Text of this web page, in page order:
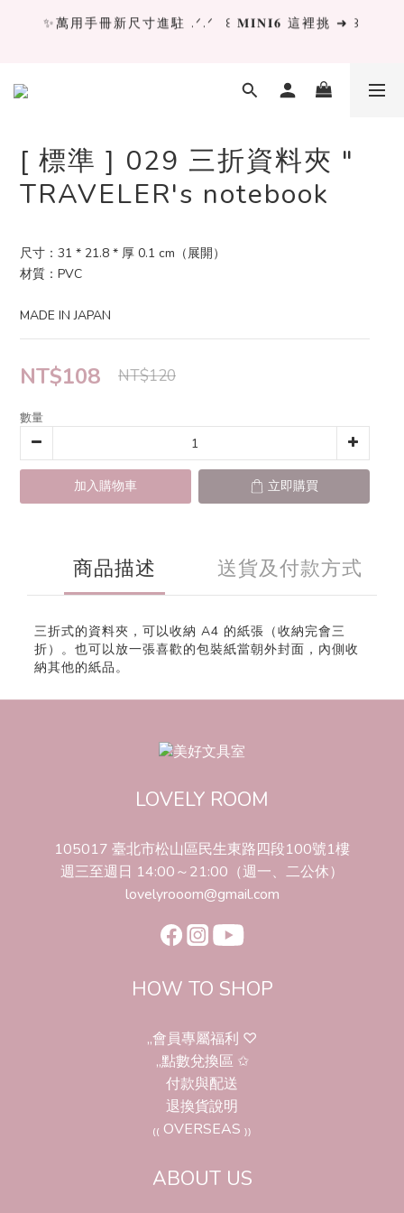
✨萬用手冊新尺寸進駐 .ᐟ.ᐟ  ꒰ 𝐌𝐈𝐍𝐈𝟔 這裡挑 ➜ ꒱
✨萬用手冊新尺寸進駐 .ᐟ.ᐟ  ꒰ 𝐌𝐈𝐍𝐈𝟔 這裡挑 ➜ ꒱
[ 𝙇𝙖 𝘿𝙤𝙡𝙘𝙚 𝙑𝙞𝙩𝙖 ] 甜蜜慢旅 系列 𝙉𝙀𝙒 𝙄𝙉 →
割墊
✨萬用手冊新尺寸進駐 .ᐟ.ᐟ  ꒰ 𝐌𝐈𝐍𝐈𝟔 這裡挑 ➜ ꒱
[ 標準 ] 029 三折資料夾 "
TRAVELER's notebook
尺寸：31 * 21.8 * 厚 0.1 cm（展開）
材質：PVC
MADE IN JAPAN
NT$108 NT$120
數量
加入購物車 立即購買
商品描述 送貨及付款方式
三折式的資料夾，可以收納 A4 的紙張（收納完會三
折）。也可以放一張喜歡的包裝紙當朝外封面，內側收
納其他的紙品。
LOVELY ROOM
105017 臺北市松山區民生東路四段100號1樓
週三至週日 14:00～21:00（週一、二公休）
lovelyrooom@gmail.com
HOW TO SHOP
,,會員專屬福利 ♡
,,點數兌換區 ✩
付款與配送
退換貨說明
₍₍ OVERSEAS ₎₎
ABOUT US